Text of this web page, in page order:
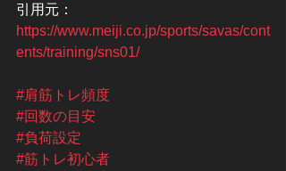
引用元：
https://www.meiji.co.jp/sports/savas/cont
ents/training/sns01/
#肩筋トレ頻度
#回数の目安
#負荷設定
#筋トレ初心者